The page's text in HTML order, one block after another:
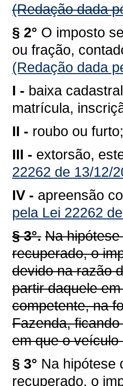
(Redação dada
§ 2° O imposto
ou fração,
(Redação dada
I - baixa
matrícula,
II - roubo ou furto;
III - extorsão,
22262 de 13/12/
IV - apreensão
pela Lei 22262
§ 3°. Na
recuperado, o
devido na razão
partir daquele
competente, na
Fazenda,
em que o
§ 3° Na hipótese
recuperado, o